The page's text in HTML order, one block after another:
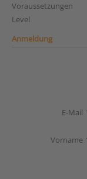
Voraussetzungen
Level
Anmeldung
E-Mail
Vorname